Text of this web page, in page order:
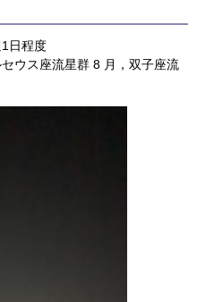
日程度
ウス座流星群 8 月，双子座流